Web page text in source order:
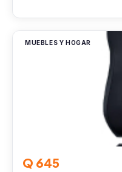
MUEBLES Y HOGAR
Q 645